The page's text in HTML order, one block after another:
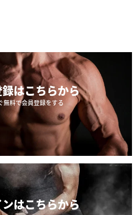
はこちらから
無料で会員登録をする
はこちらから